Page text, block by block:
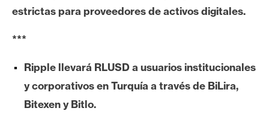
t
h
e
r
estrictas para proveedores de activos digitales.
***
Ripple llevará RLUSD a usuarios institucionales
y corporativos en Turquía a través de BiLira,
Bitexen y Bitlo.